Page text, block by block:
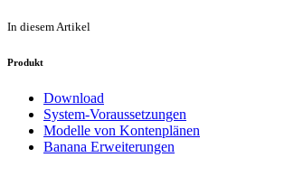
In diesem Artikel
Produkt
Download
System-Voraussetzungen
Modelle von Kontenplänen
Banana Erweiterungen